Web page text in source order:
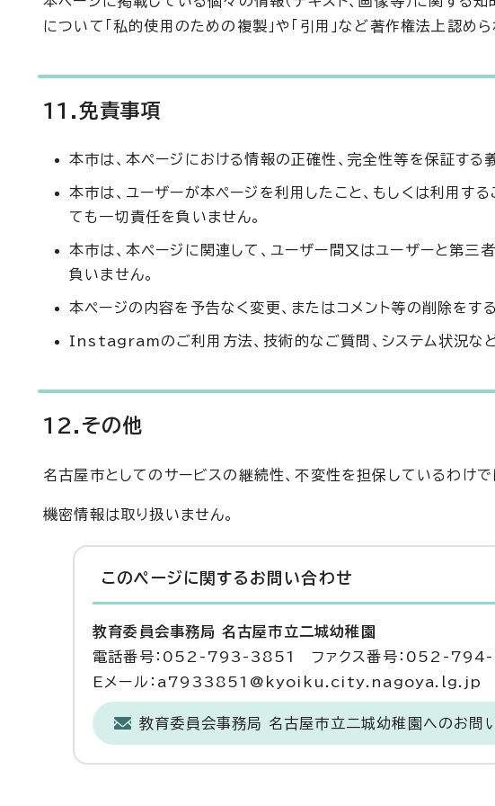
について「私的使用のための複製」や「引用」など著作権法上認め
11.免責事項
本市は、本ページにおける情報の正確性、完全性等を保証する
本市は、ユーザーが本ページを利用したこと、もしくは利用す
ても一切責任を負いません。
本市は、本ページに関連して、ユーザー間又はユーザーと第三
負いません。
本ページの内容を予告なく変更、またはコメント等の削除をする
Instagramのご利用方法、技術的なご質問、システム状況など
12.その他
名古屋市としてのサービスの継続性、不変性を担保しているわけで
機密情報は取り扱いません。
このページに関する お問い合わせ
教育委員会事務局 名古屋市立二城幼稚園
電話番号：052-793-3851 ファクス番号：052-
Eメール：a7933851@kyoiku.city.nagoya.lg.jp
教育委員会事務局 名古屋市立二城幼稚園へのお問